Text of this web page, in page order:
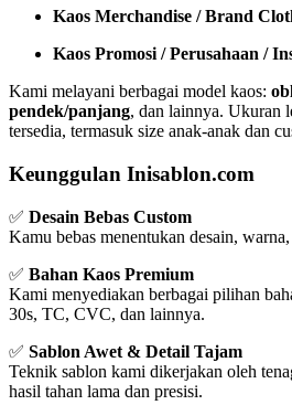
Kaos Merchandise / Brand
Kaos Promosi / Perusahaan /
Kami melayani berbagai model kaos:
pendek/panjang, dan lainnya. Ukuran
tersedia, termasuk size anak-anak dan
Keunggulan Inisablon.com
✅ Desain Bebas Custom
Kamu bebas menentukan desain,
✅ Bahan Kaos Premium
Kami menyediakan berbagai pilihan
30s, TC, CVC, dan lainnya.
✅ Sablon Awet & Detail Tajam
Teknik sablon kami dikerjakan oleh
hasil tahan lama dan presisi.